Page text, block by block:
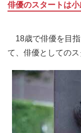
俳優のスタートは
18歳で俳優を目指
て、俳優としてのス